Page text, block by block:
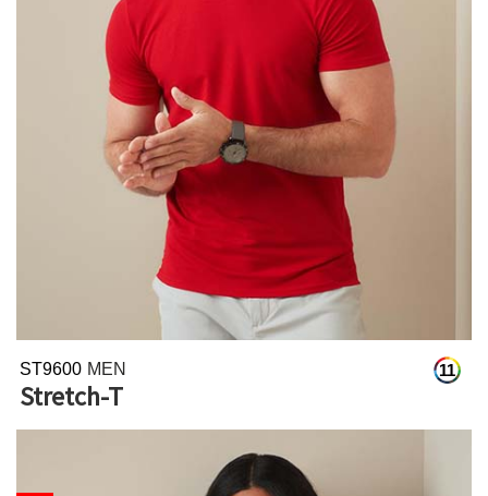
11
ST9600 MEN
Stretch-T